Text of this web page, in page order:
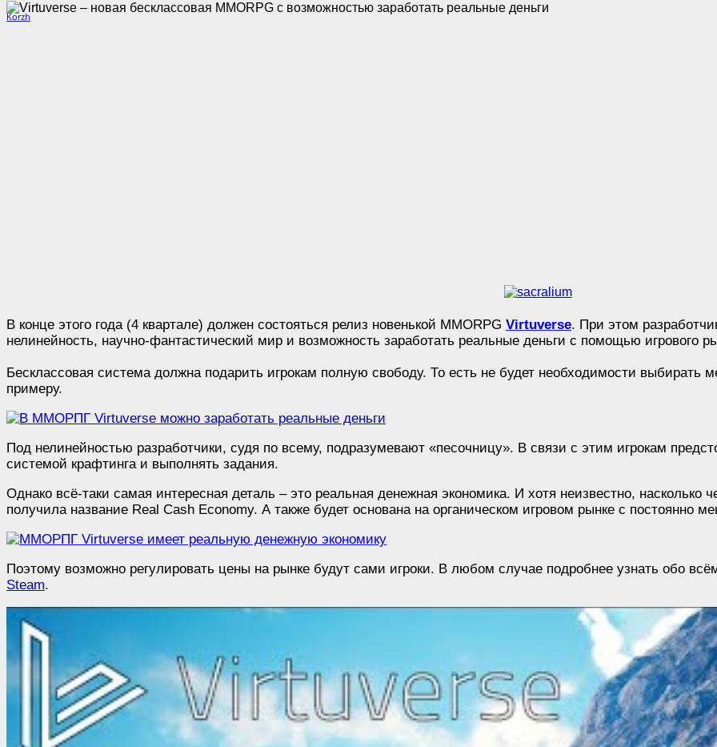
В конце этого года (4 квартале) должен состояться релиз новенькой MMORPG Virtuverse. При этом
нелинейность, научно-фантастический мир и возможность заработать реальные деньги с помощью игрового
Бесклассовая система должна подарить игрокам полную свободу. То есть не будет необходимости
примеру.
Под нелинейностью разработчики, судя по всему, подразумевают «песочницу». В связи с этим игрокам
системой крафтинга и выполнять задания.
Однако всё-таки самая интересная деталь – это реальная денежная экономика. И хотя неизвестно, насколько
получила название Real Cash Economy. А также будет основана на органическом игровом рынке с
Поэтому возможно регулировать цены на рынке будут сами игроки. В любом случае подробнее узнать обо
Steam.